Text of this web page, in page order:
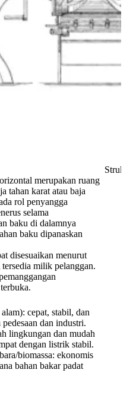
merupakan ruang
tahan karat atau baja
rol penyangga
selama
baku di dalamnya
baku dipanaskan
disesuaikan menurut
milik pelanggan.
cepat, stabil, dan
dan industri.
lingkungan dan mudah
dengan listrik stabil.
biomassa: ekonomis
bahan bakar padat